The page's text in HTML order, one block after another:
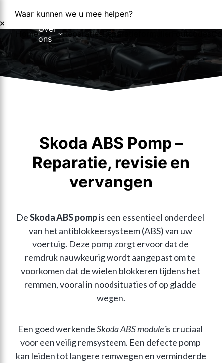
Waar kunnen we u mee helpen?
HomeOver
ons
Over ons
Nieuws
Reparaties Reparatieformulier Foutcodes
Skoda ABS Pomp –
Reparatie, revisie en
vervangen
De Skoda ABS pomp is een essentieel onderdeel
van het antiblokkeersysteem (ABS) van uw
voertuig. Deze pomp zorgt ervoor dat de
remdruk nauwkeurig wordt aangepast om te
voorkomen dat de wielen blokkeren tijdens het
remmen, vooral in noodsituaties of op gladde
wegen.
Een goed werkende Skoda ABS module is cruciaal
voor een veilig remsysteem. Een defecte pomp
kan leiden tot langere remwegen en verminderde